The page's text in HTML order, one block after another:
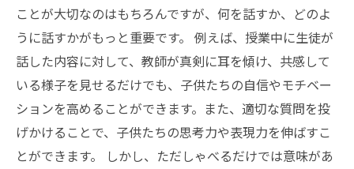
ことが大切なのはもちろんですが、何を話すか、どのよ
うに話すかがもっと重要です。 例えば、授業中に生徒が
話した内容に対して、教師が真剣に耳を傾け、共感して
いる様子を見せるだけでも、子供たちの自信やモチベー
ションを高めることができます。また、適切な質問を投
げかけることで、子供たちの思考力や表現力を伸ばすこ
とができます。 しかし、ただしゃべるだけでは意味があ